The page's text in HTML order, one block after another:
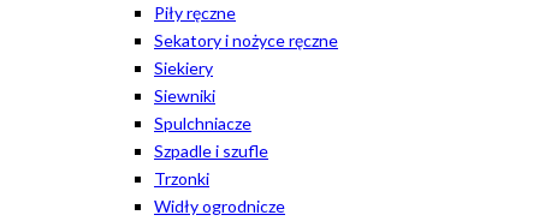
Piły ręczne
Sekatory i nożyce ręczne
Siekiery
Siewniki
Spulchniacze
Szpadle i szufle
Trzonki
Widły ogrodnicze